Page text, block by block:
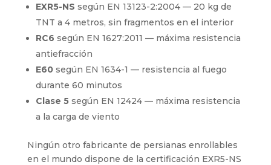
EXR5-NS según EN 13123-2:2004 — 20 kg de
TNT a 4 metros, sin fragmentos en el interior
RC6 según EN 1627:2011 — máxima resistencia
antiefracción
E60según EN 1634-1 — resistencia al fuego
durante 60 minutos
Clase 5según EN 12424 — máxima resistencia
a la carga de viento
Ningún otro fabricante de persianas enrollables
en el mundo dispone de la certificación EXR5-NS